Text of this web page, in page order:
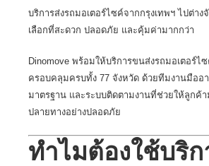
บริการส่งรถมอเตอร์ไซค์จากกรุงเทพฯ ไปต่าง
เลือกที่สะดวก ปลอดภัย และคุ้มค่ามากกว่า
Dinomove พร้อมให้บริการขนส่งรถมอเตอร์ไ
ครอบคลุมครบทั้ง 77 จังหวัด ด้วยทีมงานมืออ
มาตรฐาน และระบบติดตามงานที่ช่วยให้ลูกค้า
ปลายทางอย่างปลอดภัย
ทำไมต้องใช้บริก